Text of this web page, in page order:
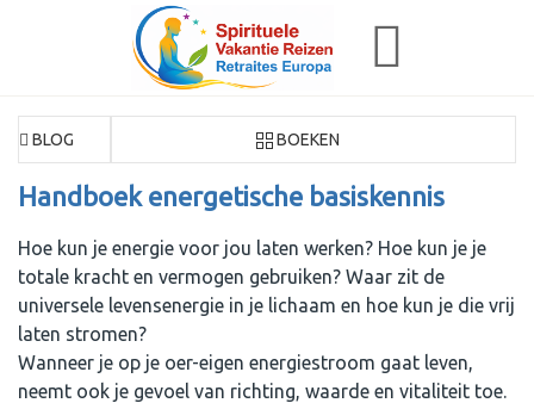
BLOG BOEKEN
Handboek energetische basiskennis
Hoe kun je energie voor jou laten werken? Hoe kun je je
totale kracht en vermogen gebruiken? Waar zit de
universele levensenergie in je lichaam en hoe kun je die vrij
laten stromen?
Wanneer je op je oer-eigen energiestroom gaat leven,
neemt ook je gevoel van richting, waarde en vitaliteit toe.